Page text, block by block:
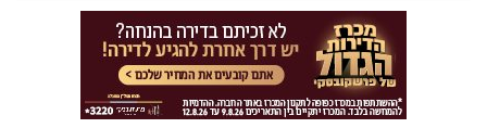
הם נוטים להתרבות ומאד קשה להיפטר מהם
ללא עזרה מקצועית של חברת הדברה. נשמח
לפרט לכם כאן כיצד תוכלו לזהות אם אתם
אכן סובלים מפשפשים, מה צריך לעשות
במידה ואכן יש לכם פשפש המיטה ותשובות